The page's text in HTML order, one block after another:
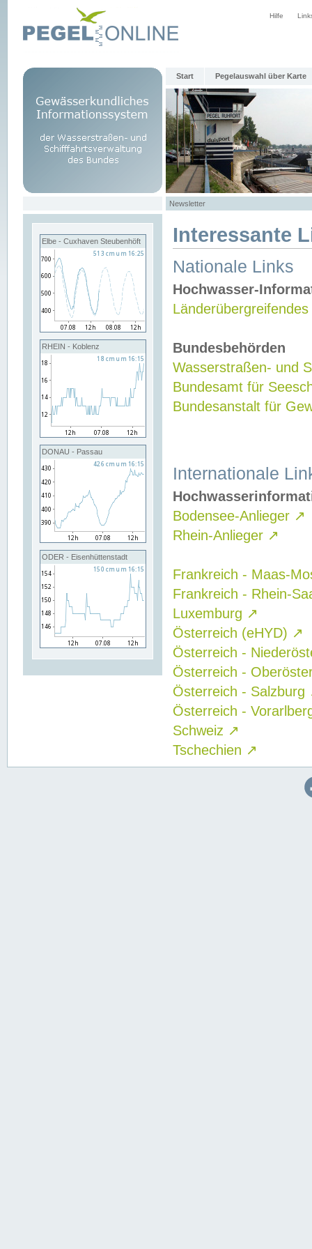
Hilfe
Start Pegelauswahl über Karte
Newsletter
Elbe - Cuxhaven Steubenhöft
RHEIN - Koblenz
DONAU - Passau
ODER - Eisenhüttenstadt
Interessante
Nationale Links
Hochwasser-
Bundesbehörden
Wasserstraßen- und
Bundesamt für
Bundesanstalt für
Internationale
Bodensee-Anlieger ↗
Rhein-Anlieger ↗
Frankreich - Maas-
Frankreich - Rhein-
Luxemburg ↗
Österreich (eHYD) ↗
Österreich -
Österreich -
Österreich - Salzburg
Österreich -
Schweiz ↗
Tschechien ↗